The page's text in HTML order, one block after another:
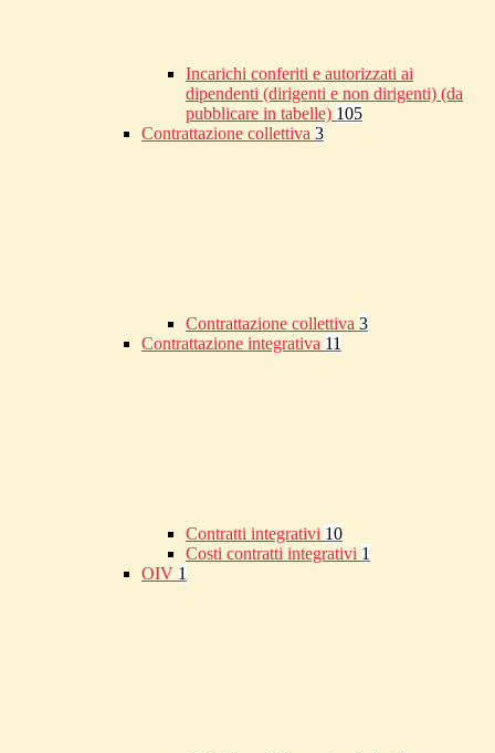
Incarichi conferiti e autorizzati ai
dipendenti (dirigenti e non dirigenti) (da
pubblicare in tabelle) 105
Contrattazione collettiva 3
Contrattazione collettiva 3
Contrattazione integrativa 11
Contratti integrativi 10
Costi contratti integrativi 1
OIV 1